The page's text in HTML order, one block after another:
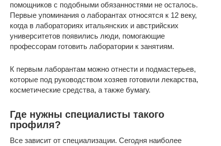
помощников с подобными обязанностями не осталось.
Первые упоминания о лаборантах относятся к 12 веку,
когда в лабораториях итальянских и австрийских
университетов появились люди, помогающие
профессорам готовить лаборатории к занятиям.
К первым лаборантам можно отнести и подмастерьев,
которые под руководством хозяев готовили лекарства,
косметические средства, а также бумагу.
Где нужны специалисты такого
профиля?
Все зависит от специализации. Сегодня наиболее